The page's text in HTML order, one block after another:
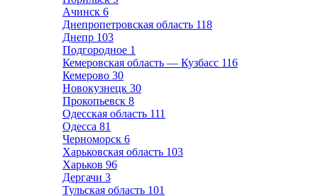
Ачинск 6
Днепропетровская область 118
Днепр 103
Подгородное 1
Кемеровская область — Кузбасс 116
Кемерово 30
Новокузнецк 30
Прокопьевск 8
Одесская область 111
Одесса 81
Черноморск 6
Харьковская область 103
Харьков 96
Дергачи 3
Тульская область 101